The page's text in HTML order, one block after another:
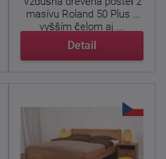
masívu Roland 50 Plus s
vyšším čelom aj ...
Detail